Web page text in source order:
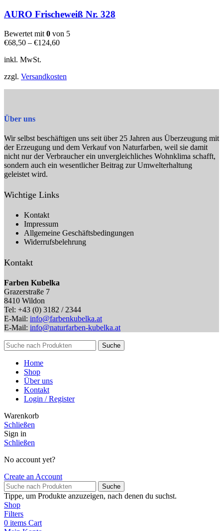
mehrere
auf.
AURO Frischeweiß Nr. 328
Bewertet mit 0 von 5
€68,50 – €124,60
inkl. MwSt.
zzgl. Versandkosten
Über uns
Wir selbst beschäftigen uns seit über 25 Jahren aus Überzeugung mit
der Erzeugung und dem Verkauf von Naturfarben, weil sie damit
nicht nur der Verbraucher ein unvergleichliches Wohnklima schafft,
sondern auch ein wesentlicher Beitrag zur Umwelterhaltung
geleistet wird.
Wichtige Links
Kontakt
Impressum
Allgemeine Geschäftsbedingungen
Widerrufsbelehrung
Kontakt
Farben Kubelka
Grazerstraße 7
8410 Wildon
Tel: +43 (0) 3182 / 2344
E-Mail: info@farbenkubelka.at
E-Mail: info@naturfarben-kubelka.at
Suche
Home
Shop
Über uns
Kontakt
Login / Register
Warenkorb
Schließen
Sign in
Schließen
No account yet?
Create an Account
Suche
Tippe, um Produkte anzuzeigen, nach denen du suchst.
Shop
Filters
0 items Cart